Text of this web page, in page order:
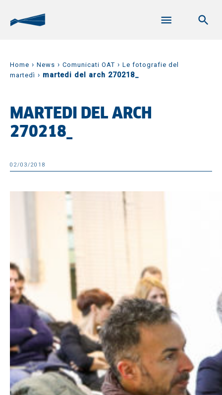
Home › News › Comunicati OAT › Le fotografie del
martedì › martedi del arch 270218_
MARTEDI DEL ARCH
270218_
02/03/2018